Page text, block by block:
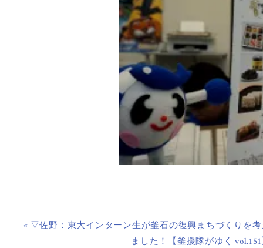
« ▽佐野：東大インターン生が釜石の復興まちづくりを
ました！【釜援隊がゆく